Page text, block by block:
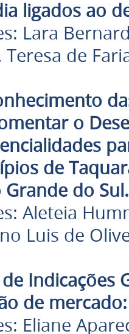
ligados ao
Lara
Teresa de
o
de
Grande do Sul.
Aleteia
Luis de
Indicações
de
Eliane